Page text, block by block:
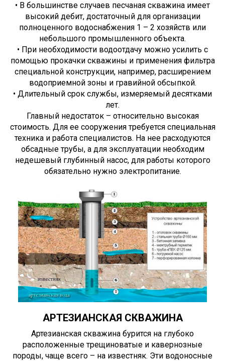
• В большинстве случаев песчаная скважина имеет
высокий дебит, достаточный для организации
полноценного водоснабжения 1 – 2 хозяйств или
небольшого промышленного объекта.
• При необходимости водоотдачу можно усилить с
помощью прокачки скважины и применения фильтра
специальной конструкции, например, расширением
водоприемной зоны и гравийной обсыпкой.
• Длительный срок службы, измеряемый десятками
лет.
Главный недостаток – относительно высокая
стоимость. Для ее сооружения требуется специальная
техника и работа специалистов. На нее расходуются
обсадные трубы, а для эксплуатации необходим
недешевый глубинный насос, для работы которого
обязательно нужно электропитание.
АРТЕЗИАНСКАЯ СКВАЖИНА
Артезианская скважина бурится на глубоко
расположенные трещиноватые и кавернозные
породы, чаще всего – на известняк. Эти водоносные